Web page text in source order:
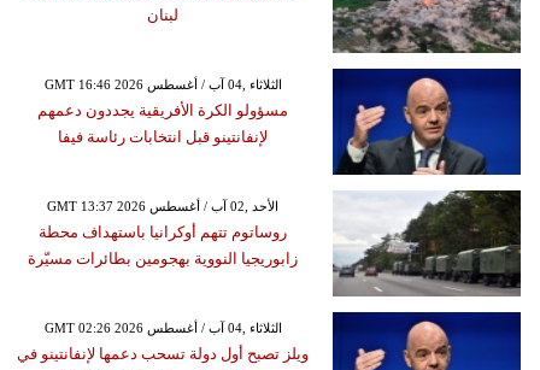
لبنان
GMT 16:46 2026 الثلاثاء ,04 آب / أغسطس
مسؤولو الكرة الأفريقية يجددون دعمهم
لإنفانتينو قبل انتخابات رئاسة فيفا
GMT 13:37 2026 الأحد ,02 آب / أغسطس
روساتوم تتهم أوكرانيا باستهداف محطة
زابوريجيا النووية بهجومين بطائرات مسيّرة
GMT 02:26 2026 الثلاثاء ,04 آب / أغسطس
ويلز تصبح أول دولة تسحب دعمها لإنفانتينو في